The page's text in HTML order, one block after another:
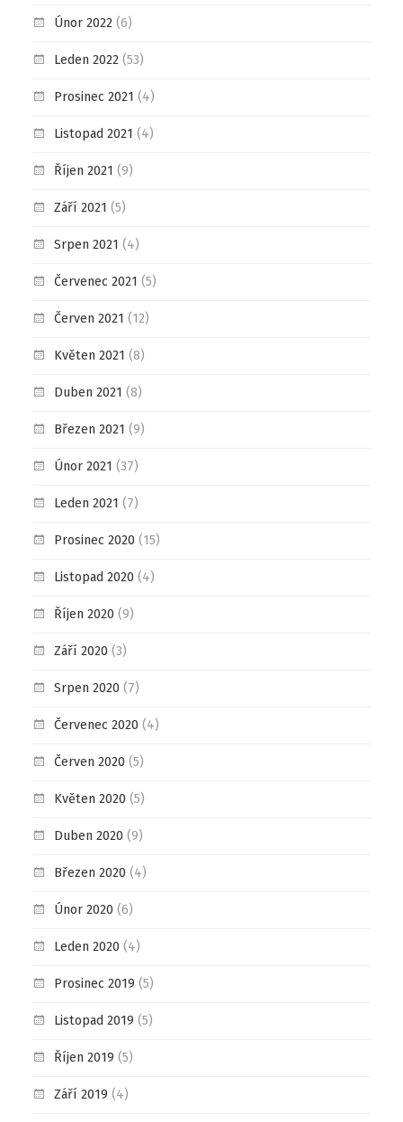
Únor 2022(6)
Leden 2022(53)
Prosinec 2021 (4)
Listopad 2021 (4)
Říjen 2021 (9)
Září 2021 (5)
Srpen 2021 (4)
Červenec 2021 (5)
Červen 2021 (12)
Květen 2021 (8)
Duben 2021 (8)
Březen 2021 (9)
Únor 2021 (37)
Leden 2021 (7)
Prosinec 2020 (15)
Listopad 2020 (4)
Říjen 2020 (9)
Září 2020 (3)
Srpen 2020 (7)
Červenec 2020 (4)
Červen 2020 (5)
Květen 2020 (5)
Duben 2020 (9)
Březen 2020 (4)
Únor 2020 (6)
Leden 2020 (4)
Prosinec 2019 (5)
Listopad 2019 (5)
Říjen 2019 (5)
Září 2019 (4)